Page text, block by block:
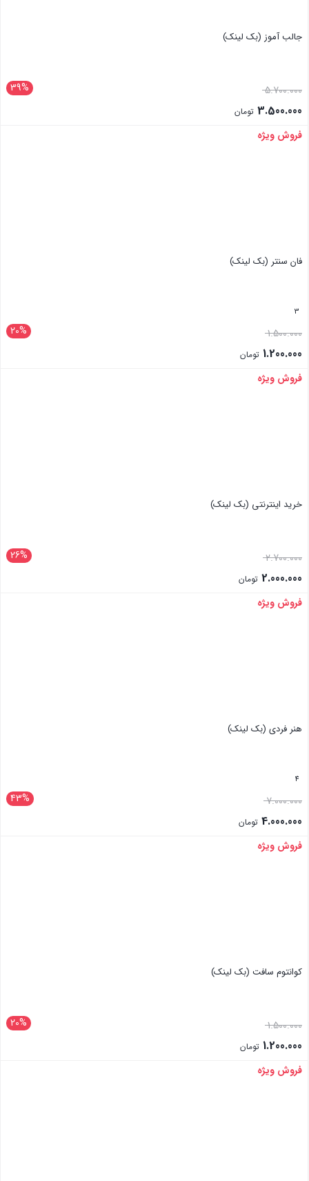
جالب آموز (بک لینک)
39% 5.700.000
3.500.000 تومان
بستن
فروش ویژه
فان سنتر (بک لینک)
3
20% 1.500.000
1.200.000 تومان
بستن
فروش ویژه
خرید اینترنتی (بک لینک)
26% 2.700.000
2.000.000 تومان
بستن
فروش ویژه
هنر فردی (بک لینک)
4
43% 7.000.000
4.000.000 تومان
بستن
فروش ویژه
کوانتوم سافت (بک لینک)
20% 1.500.000
1.200.000 تومان
بستن
فروش ویژه